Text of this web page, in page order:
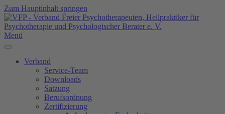
Zum Hauptinhalt springen
Menü
Verband
Service-Team
Downloads
Satzung
Berufsordnung
Zertifizierung